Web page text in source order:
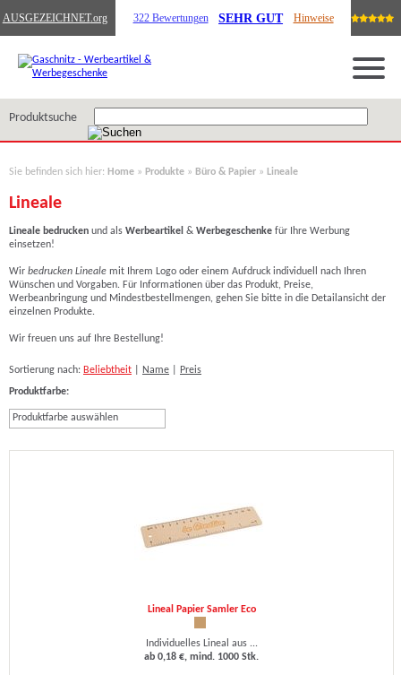
AUSGEZEICHNET.org 322 Bewertungen SEHR GUT Hinweise
Produktsuche
Sie befinden sich hier: Home » Produkte » Büro & Papier » Lineale
Lineale
Lineale bedrucken und als Werbeartikel & Werbegeschenke für Ihre Werbung
einsetzen!
Wir bedrucken Lineale mit Ihrem Logo oder einem Aufdruck individuell nach Ihren
Wünschen und Vorgaben. Für Informationen über das Produkt, Preise,
Werbeanbringung und Mindestbestellmengen, gehen Sie bitte in die Detailansicht der
einzelnen Produkte.
Wir freuen uns auf Ihre Bestellung!
Sortierung nach: Beliebtheit Name
Preis
Produktfarbe:
Produktfarbe auswählen
Lineal Papier Samler Eco
Individuelles Lineal aus ...
ab 0,18 €, mind. 1000 Stk.